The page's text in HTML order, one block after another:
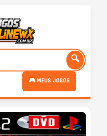
🔍
🎮 MEUS JOGOS